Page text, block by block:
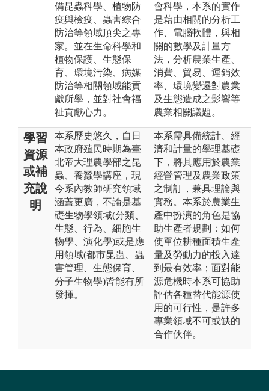
備昆蟲科學、植物防
疫與檢疫、蟲害綜合
防治等領域頂尖之專
家。並在生命科學和
植物保護、生態保
育、環境污染、病媒
防治等相關領域能貢
獻所學，並對社會福
祉貢獻心力。
會科學，本系的實作
是藉由相關的分析工
作、電腦軟體，與相
關的數學及計量方
法，分析農業生產、
消費、貿易、運銷效
率、環境變遷對農業
及生態造成之影響等
農業相關議題。
學習
資源
或補
充說
明
本系歷史悠久，自日
本政府殖民時期為臺
北帝大理農學部之昆
蟲、養蠶學講座，現
今系內教師研究領域
涵蓋更廣，不論是基
礎生物學領域(分類、
生態、行為、細胞生
物學、演化學)或是應
用領域(都市昆蟲、蟲
害管理、生態保育、
分子生物學)皆能有所
發揮。
本系需具備統計、經
濟和計量的學理基礎
下，將其應用於農業
經營管理及農業政策
之制訂，兼具理論與
實務。本系於農業生
產中扮演的角色是協
助生產者規劃：如何
使單位耕種面積生產
量及勞動力的投入達
到最有效率；面對能
源危機時本系可協助
評估各種替代能源使
用的可行性，是許多
專業領域不可或缺的
合作伙伴。